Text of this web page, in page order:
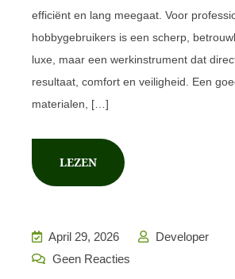
efficiënt en lang meegaat. Voor
hobbygebruikers is een scherp,
luxe, maar een werkinstrument dat
resultaat, comfort en veiligheid. Een
materialen, […]
LEZEN
April 29, 2026
Developer
Geen Reacties